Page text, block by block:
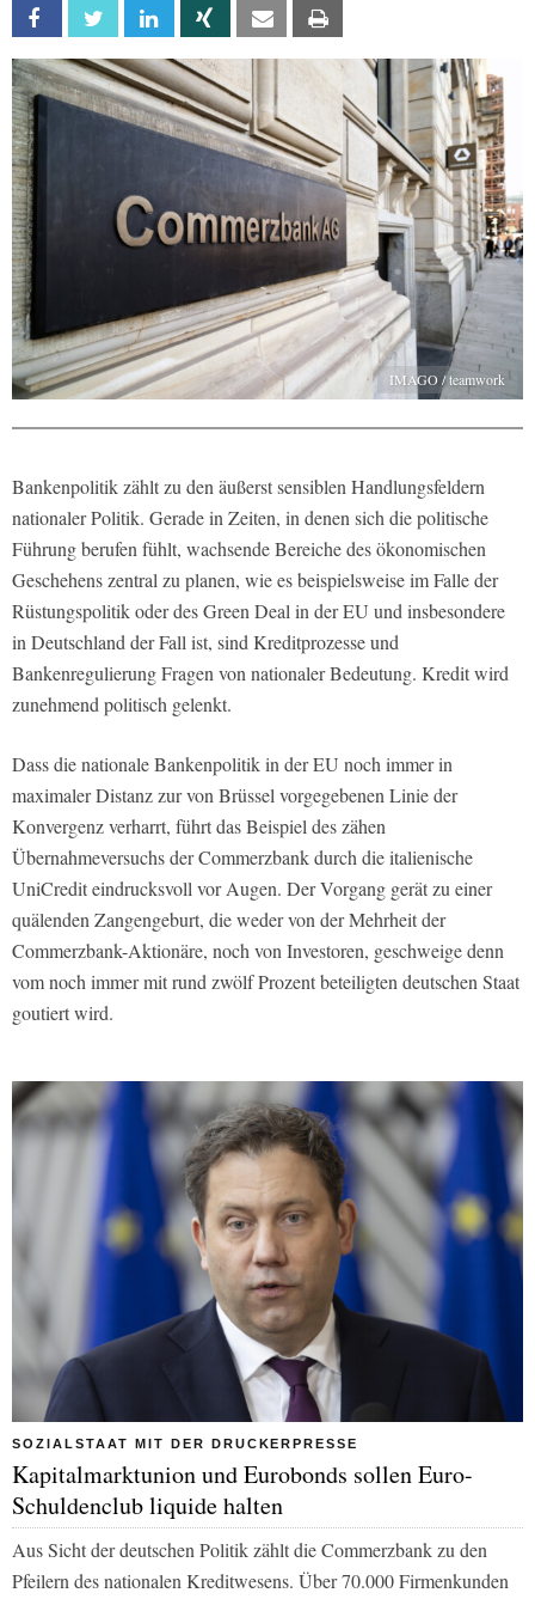
Facebook Twitter Linkedin Xing Email
IMAGO / teamwork
Bankenpolitik zählt zu den äußerst sensiblen Handlungsfeldern
nationaler Politik. Gerade in Zeiten, in denen sich die politische
Führung berufen fühlt, wachsende Bereiche des ökonomischen
Geschehens zentral zu planen, wie es beispielsweise im Falle der
Rüstungspolitik oder des Green Deal in der EU und insbesondere
in Deutschland der Fall ist, sind Kreditprozesse und
Bankenregulierung Fragen von nationaler Bedeutung. Kredit wird
zunehmend politisch gelenkt.
Dass die nationale Bankenpolitik in der EU noch immer in
maximaler Distanz zur von Brüssel vorgegebenen Linie der
Konvergenz verharrt, führt das Beispiel des zähen
Übernahmeversuchs der Commerzbank durch die italienische
UniCredit eindrucksvoll vor Augen. Der Vorgang gerät zu einer
quälenden Zangengeburt, die weder von der Mehrheit der
Commerzbank-Aktionäre, noch von Investoren, geschweige denn
vom noch immer mit rund zwölf Prozent beteiligten deutschen Staat
goutiert wird.
SOZIALSTAAT MIT DER DRUCKERPRESSE
Kapitalmarktunion und Eurobonds sollen Euro-
Schuldenclub liquide halten
Aus Sicht der deutschen Politik zählt die Commerzbank zu den
Pfeilern des nationalen Kreditwesens. Über 70.000 Firmenkunden